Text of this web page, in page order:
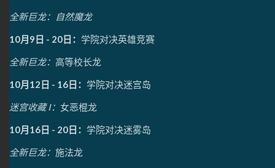
全新巨龙：自然魔龙
10月9日 - 20日： 学院对决英雄竞赛
全新巨龙： 高等校长龙
10月12日 - 16日： 学院对决迷宫岛
迷宫收藏 I： 女恶棍龙
10月16日 - 20日： 学院对决迷雾岛
全新巨龙： 施法龙